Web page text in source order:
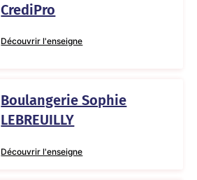
CrediPro
Découvrir l'enseigne
Boulangerie Sophie
LEBREUILLY
Découvrir l'enseigne